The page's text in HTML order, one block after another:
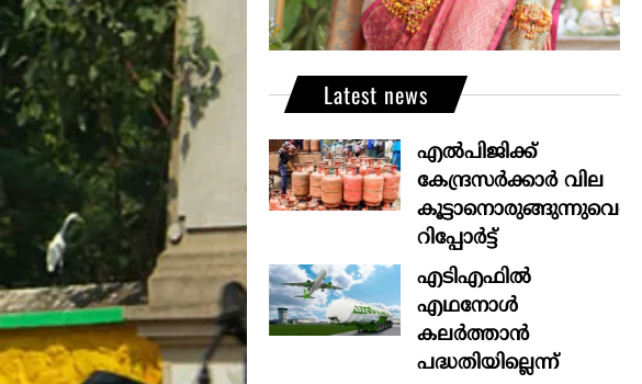
Latest news
എല്‍പിജിക്ക്
കേന്ദ്രസർക്കാർ വില
കൂട്ടാനൊരുങ്ങുന്നുവെന്ന്
റിപ്പോർട്ട്
എടിഎഫില്‍
എഥനോള്‍
കലര്‍ത്താന്‍
പദ്ധതിയില്ലെന്ന്